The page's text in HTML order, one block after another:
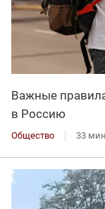
Важные
в Россию
Общество 33